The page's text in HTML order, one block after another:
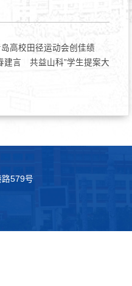
高校田径运动会创佳绩
建言 共益山科”学生提案大
579号